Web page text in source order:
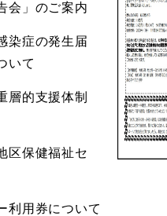
会」のご案内
染症の発生届
いて
層的支援体制
区保健福祉セ
利用券について